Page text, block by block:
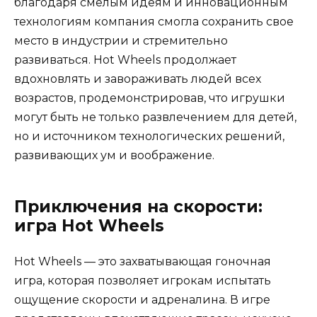
технологиям компания смогла сохранить свое
место в индустрии и стремительно
развиваться. Hot Wheels продолжает
вдохновлять и завораживать людей всех
возрастов, продемонстрировав, что игрушки
могут быть не только развлечением для детей,
но и источником технологических решений,
развивающих ум и воображение.
Приключения на скорости:
игра Hot Wheels
Hot Wheels — это захватывающая гоночная
игра, которая позволяет игрокам испытать
ощущение скорости и адреналина. В игре